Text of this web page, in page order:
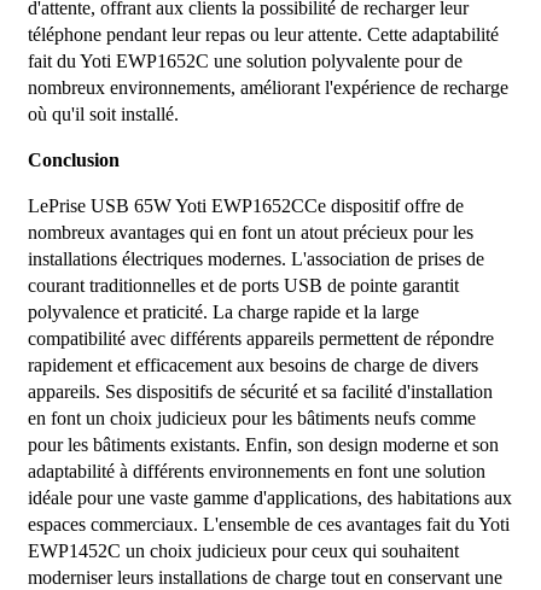
d'attente, offrant aux clients la possibilité de recharger leur
téléphone pendant leur repas ou leur attente. Cette adaptabilité
fait du Yoti EWP1652C une solution polyvalente pour de
nombreux environnements, améliorant l'expérience de recharge
où qu'il soit installé.
Conclusion
LePrise USB 65W Yoti EWP1652CCe dispositif offre de
nombreux avantages qui en font un atout précieux pour les
installations électriques modernes. L'association de prises de
courant traditionnelles et de ports USB de pointe garantit
polyvalence et praticité. La charge rapide et la large
compatibilité avec différents appareils permettent de répondre
rapidement et efficacement aux besoins de charge de divers
appareils. Ses dispositifs de sécurité et sa facilité d'installation
en font un choix judicieux pour les bâtiments neufs comme
pour les bâtiments existants. Enfin, son design moderne et son
adaptabilité à différents environnements en font une solution
idéale pour une vaste gamme d'applications, des habitations aux
espaces commerciaux. L'ensemble de ces avantages fait du Yoti
EWP1452C un choix judicieux pour ceux qui souhaitent
moderniser leurs installations de charge tout en conservant une